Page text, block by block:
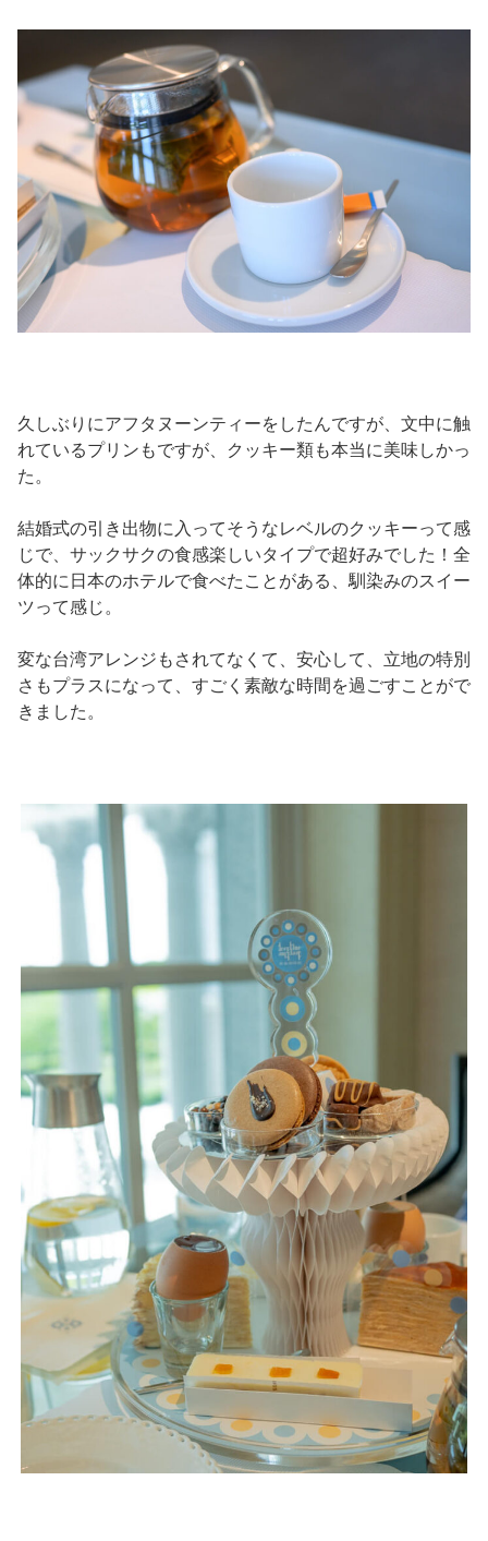
久しぶりにアフタヌーンティーをしたんですが、文中に触
れているプリンもですが、クッキー類も本当に美味しかっ
た。
結婚式の引き出物に入ってそうなレベルのクッキーって感
じで、サックサクの食感楽しいタイプで超好みでした！全
体的に日本のホテルで食べたことがある、馴染みのスイー
ツって感じ。
変な台湾アレンジもされてなくて、安心して、立地の特別
さもプラスになって、すごく素敵な時間を過ごすことがで
きました。